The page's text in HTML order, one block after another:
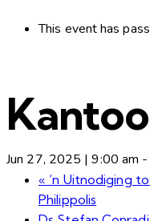
This event has
Jun 27, 2025 | 9:00 am -
« ‘n Uitnodiging
Philippolis